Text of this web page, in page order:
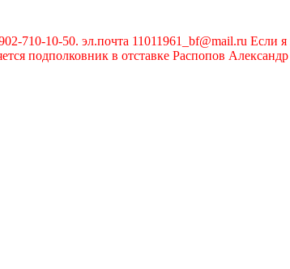
710-10-50. эл.почта 11011961_bf@mail.ru Если
подполковник в отставке Распопов